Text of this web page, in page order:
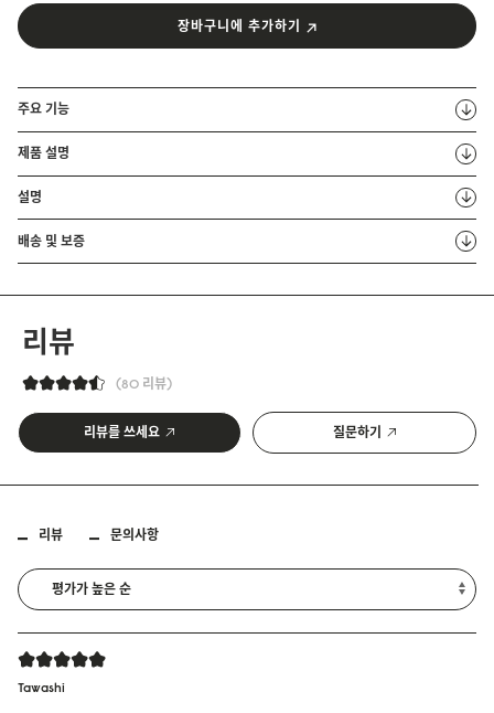
장바구니에 추가하기
주요 기능
제품 설명
설명
배송 및 보증
리뷰
80 리뷰
리뷰를 쓰세요 질문하기
리뷰 문의사항
Tawashi